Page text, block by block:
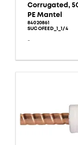
Corrugated, 50
PE Mantel
84020861
SUCOFEED_1_1/4
-